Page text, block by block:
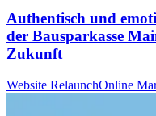
Authentisch und
der Bausparkasse
Zukunft
Website RelaunchOnline